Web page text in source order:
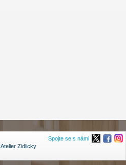
Atelier Zidlicky
Spojte se s námi